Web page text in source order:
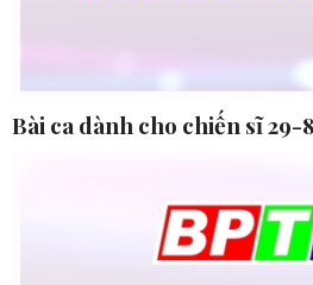
Bài ca dành cho chiến sĩ 29-